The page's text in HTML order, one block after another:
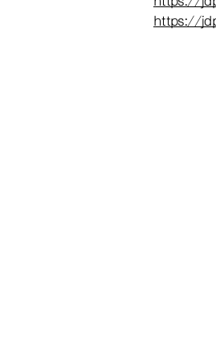
https://